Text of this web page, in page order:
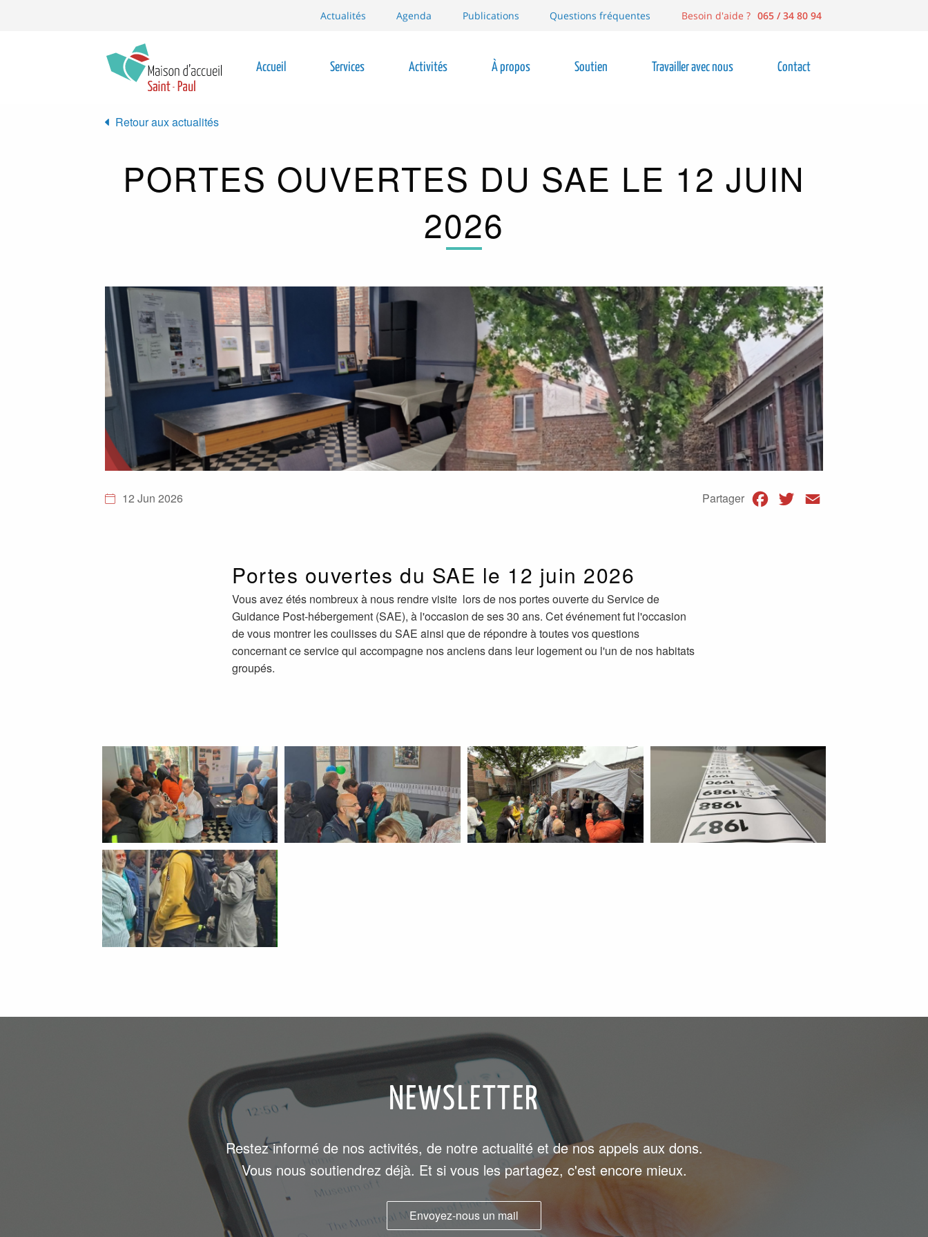
navigation
Actualités Agenda Publications Questions fréquentes Besoin d'aide ? 065 / 34 80 94
Main
Accueil Services Activités À propos Soutien Travailler avec nous Contact
Retour aux actualités
PORTES OUVERTES DU SAE LE 12 JUIN
2026
12 Jun 2026 Partager Facebook
Twitter
Portes ouvertes du SAE le 12 juin 2026
Vous avez étés nombreux à nous rendre visite lors de nos portes ouverte du Service de
Guidance Post-hébergement (SAE), à l'occasion de ses 30 ans. Cet événement fut l'occasion
de vous montrer les coulisses du SAE ainsi que de répondre à toutes vos questions
concernant ce service qui accompagne nos anciens dans leur logement ou l'un de nos habitats
groupés.
NEWSLETTER
Restez informé de nos activités, de notre actualité et de nos appels aux dons.
Vous nous soutiendrez déjà. Et si vous les partagez, c'est encore mieux.
Envoyez-nous un mail